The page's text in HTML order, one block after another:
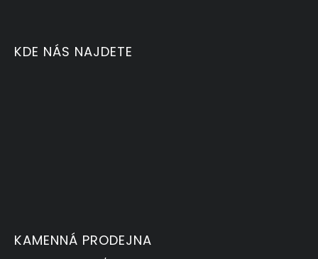
KDE NÁS NAJDETE
KAMENNÁ PRODEJNA